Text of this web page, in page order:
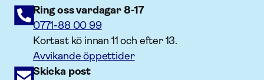
Ring oss vardagar 8-17
0771-88 00 99
Kortast kö innan 11 och efter 13.
Avvikande öppettider
Skicka post